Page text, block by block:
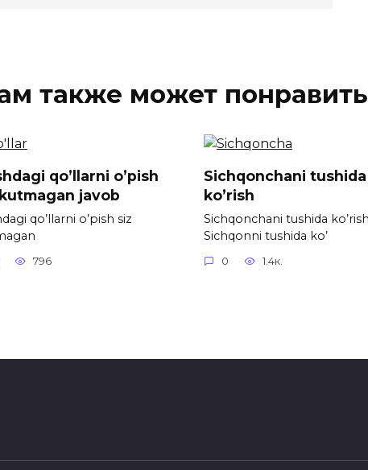
также может
qo’llarni o’pish
javob
qo’llarni o’pish siz
796
Sichqonchani tushida
ko’rish
Sichqonchani tushida
Sichqonni tushida ko’
0 1.4к.